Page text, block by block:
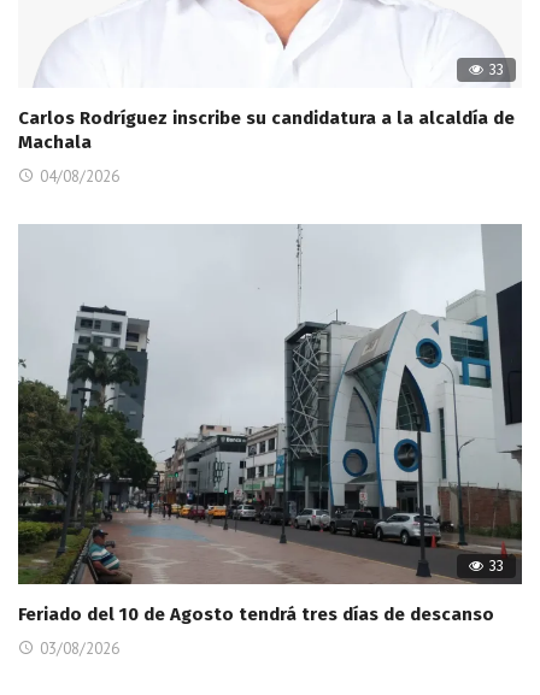
33
Carlos Rodríguez inscribe su candidatura a la alcaldía de
Machala
04/08/2026
33
Feriado del 10 de Agosto tendrá tres días de descanso
03/08/2026